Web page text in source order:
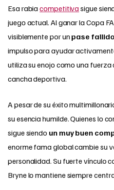
Esa rabiacompetitivasigue
juego actual. Al ganar la Copa
visiblemente por unpase
impulso para ayudar
utiliza su enojo como una
cancha deportiva.
A pesar de su éxito
su esencia humilde. Quienes lo
sigue siendo un muy buen
enorme fama global cambie su
personalidad. Su fuerte vínculo
Bryne lo mantiene siempre